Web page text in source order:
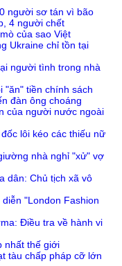
người sơ tán vì bão
4 người chết
của sao Việt
Ukraine chỉ tồn tại
người tình trong nhà
"ăn" tiền chính sách
đàn ông choáng
của người nước ngoài
lôi kéo các thiếu nữ
nhà nghỉ "xử" vợ
dân: Chủ tịch xã vô
"London Fashion
Điều tra về hành vi
nhất thế giới
tàu chấp pháp cỡ lớn